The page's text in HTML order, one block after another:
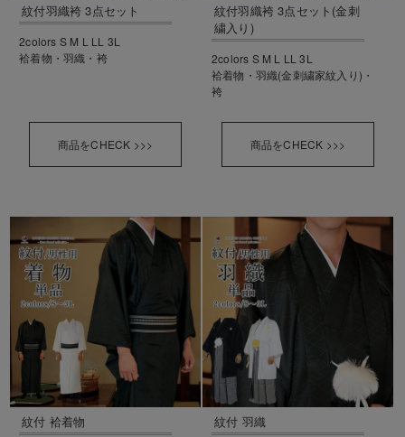
紋付羽織袴 3点セット
2colors S M L LL 3L
袷着物・羽織・袴
商品をCHECK >>>
紋付羽織袴 3点セット(金刺
繍入り)
2colors S M L LL 3L
袷着物・羽織(金刺繍家紋入り)・
袴
商品をCHECK >>>
紋付 袷着物 紋付 羽織